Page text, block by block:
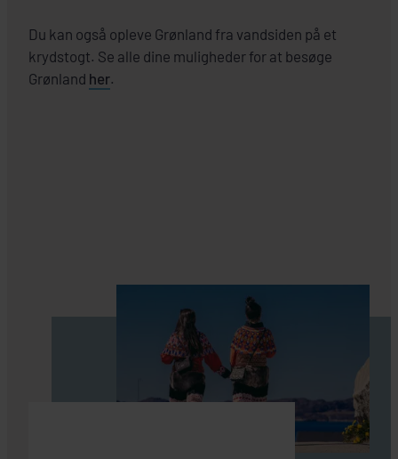
Du kan også opleve Grønland fra vandsiden på et
krydstogt. Se alle dine muligheder for at besøge
Grønland her.